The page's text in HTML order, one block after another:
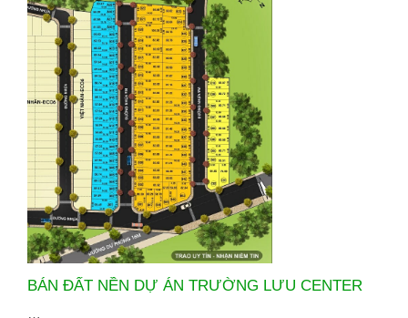
BÁN ĐẤT NỀN DỰ ÁN TRƯỜNG LƯU CENTER
…